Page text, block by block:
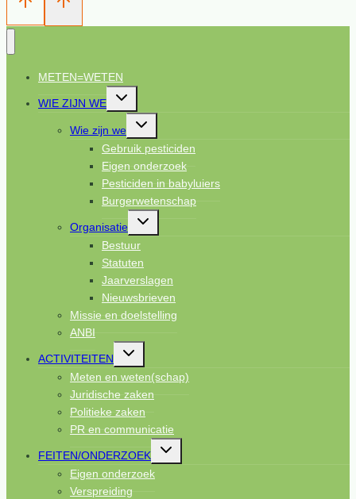
METEN=WETEN
WIE ZIJN WE
Toggle
submenu
Wie zijn we
Toggle
submenu
Gebruik pesticiden
Eigen onderzoek
Pesticiden in babyluiers
Burgerwetenschap
Organisatie
Toggle
submenu
Bestuur
Statuten
Jaarverslagen
Nieuwsbrieven
Missie en doelstelling
ANBI
ACTIVITEITEN
Toggle
submenu
Meten en weten(schap)
Juridische zaken
Politieke zaken
PR en communicatie
FEITEN/ONDERZOEK
Toggle
submenu
Eigen onderzoek
Verspreiding